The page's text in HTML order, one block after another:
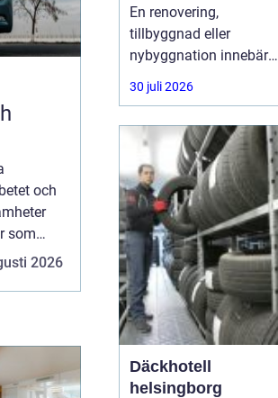
och
som
2026
En renovering,
tillbyggnad eller
nybyggnation innebär
ofta stora beslut, både
ekonomiskt och
privatpersoner och
företag i Örebro ställer
sig samma fråga: hur
hittar man en trygg,
erfaren och
30 juli 2026
Däckhotell
helsingborg